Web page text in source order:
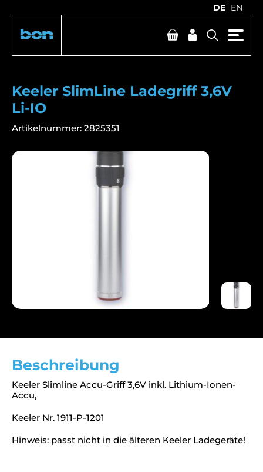
DE EN
Keeler SlimLine Ladegriff 3,6V
Li-IO
Artikelnummer: 2825351
Beschreibung
Keeler Slimline Accu-Griff 3,6V inkl. Lithium-Ionen-
Accu,
Keeler Nr. 1911-P-1201
Hinweis: passt nicht in die älteren Keeler Ladegeräte!